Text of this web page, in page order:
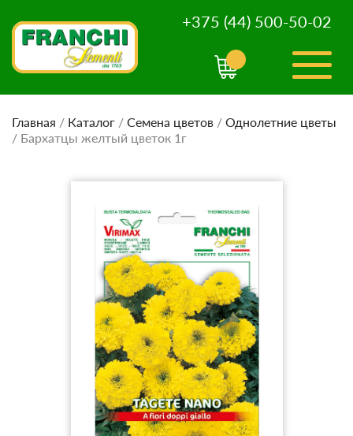
+375 (44) 500-50-02
Главная / Каталог / Семена цветов / Однолетние цветы
/ Бархатцы желтый цветок 1г